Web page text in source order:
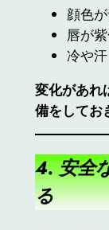
顔色
唇が
冷や汗
変化があれ
備をしてお
4. 安全
る